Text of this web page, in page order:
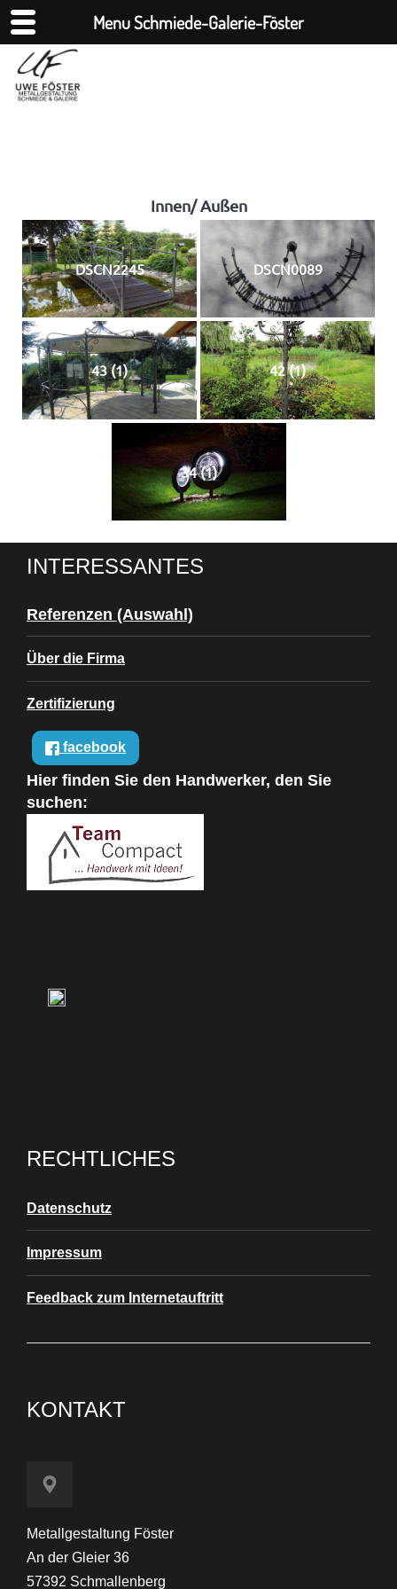
Innen/ Außen
DSCN2245 DSCN0089
43 (1) 42 (1)
34 (1)
INTERESSANTES
Referenzen (Auswahl)
Über die Firma
Zertifizierung
Hier finden Sie den Handwerker, den Sie
suchen:
facebook
RECHTLICHES
Datenschutz
Impressum
Feedback zum Internetauftritt
KONTAKT
Metallgestaltung Föster
An der Gleier 36
57392 Schmallenberg
Menu Schmiede-Galerie-Föster